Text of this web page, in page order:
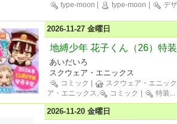
type-moon type-moon デ
2026-11-27 金曜日
地縛少年 花子くん（26）特
あいだいろ
スクウェア・エニックス
コミック
スクウェア・エニッ
ア・エニックス,
コミック 特装...
2026-11-20 金曜日